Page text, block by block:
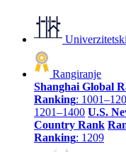
Rangiranje
Shanghai Global
Ranking:
1201–1400 U.S.
Country Rank
Ranking: 1209